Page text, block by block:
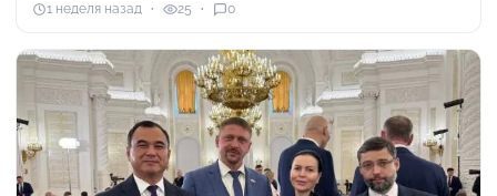
1 неделя назад 25 0